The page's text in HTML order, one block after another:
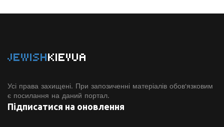
JEWISHKIEVUA
Усі права захищені. При запозиченні матеріалів обов'язковим
є посилання на даний портал.
Підписатися на оновлення